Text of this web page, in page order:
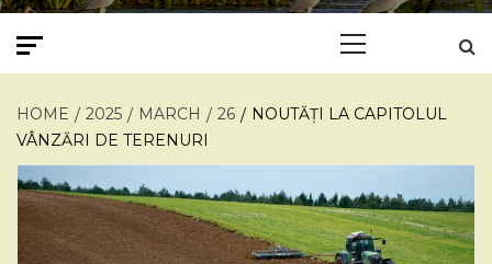
HOME 2025 MARCH 26
NOUTĂȚI LA CAPITOLUL
VÂNZĂRI DE TERENURI